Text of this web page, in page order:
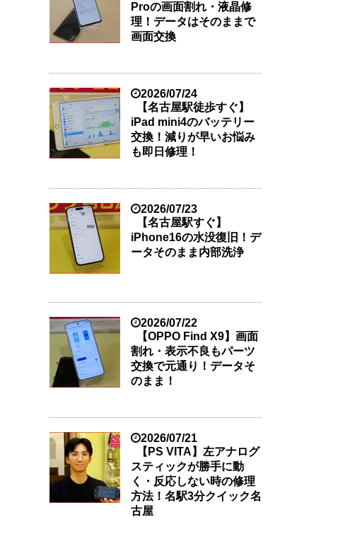
Proの画面割れ・液晶修
理！データはそのままで
画面交換
2026/07/24
【名古屋駅徒歩すぐ】
iPad mini4のバッテリー
交換！減りが早いお悩み
も即日修理！
2026/07/23
【名古屋駅すぐ】
iPhone16の水没復旧！デ
ータそのまま内部洗浄
2026/07/22
【OPPO Find X9】画面
割れ・表示不良もパーツ
交換で元通り！データそ
のまま！
2026/07/21
【PS VITA】左アナログ
スティックが勝手に動
く・反応しない時の修理
方法！名駅3分クイック名
古屋